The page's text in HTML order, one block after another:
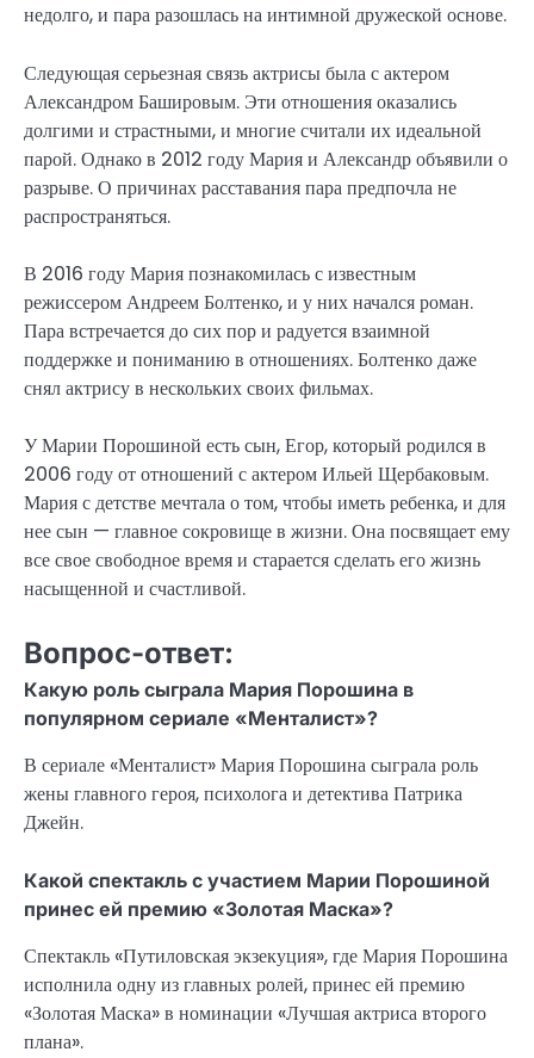
недолго, и пара разошлась на интимной дружеской основе.
Следующая серьезная связь актрисы была с актером
Александром Башировым. Эти отношения оказались
долгими и страстными, и многие считали их идеальной
парой. Однако в 2012 году Мария и Александр объявили о
разрыве. О причинах расставания пара предпочла не
распространяться.
В 2016 году Мария познакомилась с известным
режиссером Андреем Болтенко, и у них начался роман.
Пара встречается до сих пор и радуется взаимной
поддержке и пониманию в отношениях. Болтенко даже
снял актрису в нескольких своих фильмах.
У Марии Порошиной есть сын, Егор, который родился в
2006 году от отношений с актером Ильей Щербаковым.
Мария с детстве мечтала о том, чтобы иметь ребенка, и для
нее сын — главное сокровище в жизни. Она посвящает ему
все свое свободное время и старается сделать его жизнь
насыщенной и счастливой.
Вопрос-ответ:
Какую роль сыграла Мария Порошина в
популярном сериале «Менталист»?
В сериале «Менталист» Мария Порошина сыграла роль
жены главного героя, психолога и детектива Патрика
Джейн.
Какой спектакль с участием Марии Порошиной
принес ей премию «Золотая Маска»?
Спектакль «Путиловская экзекуция», где Мария Порошина
исполнила одну из главных ролей, принес ей премию
«Золотая Маска» в номинации «Лучшая актриса второго
плана».